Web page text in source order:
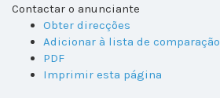
Contactar o anunciante
Obter direcções
Adicionar à lista de comparação
PDF
Imprimir esta página